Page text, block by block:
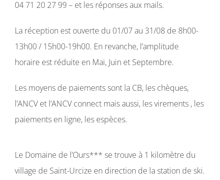
04 71 20 27 99 – et les réponses aux mails.
La réception est ouverte du 01/07 au 31/08 de 8h00-
13h00 / 15h00-19h00. En revanche, l’amplitude
horaire est réduite en Mai, Juin et Septembre.
Les moyens de paiements sont la CB, les chèques,
l’ANCV et l’ANCV connect mais aussi, les virements , les
paiements en ligne, les espèces.
Le Domaine de l’Ours*** se trouve à 1 kilomètre du
village de Saint-Urcize en direction de la station de ski.